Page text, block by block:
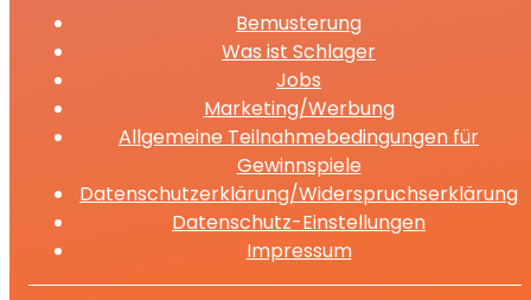
Bemusterung
Was ist Schlager
Jobs
Marketing/Werbung
Allgemeine Teilnahmebedingungen für
Gewinnspiele
Datenschutzerklärung/Widerspruchserklärung
Datenschutz-Einstellungen
Impressum